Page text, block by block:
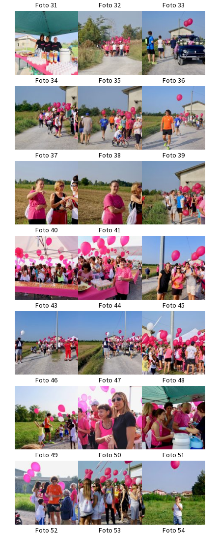
Foto 31 Foto 32 Foto 33
Foto 34 Foto 35 Foto 36
Foto 37 Foto 38 Foto 39
Foto 40 Foto 41
Foto 43 Foto 44 Foto 45
Foto 46 Foto 47 Foto 48
Foto 49 Foto 50 Foto 51
Foto 52 Foto 53 Foto 54